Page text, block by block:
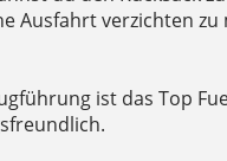
Ausfahrt verzichten zu
ist das Top